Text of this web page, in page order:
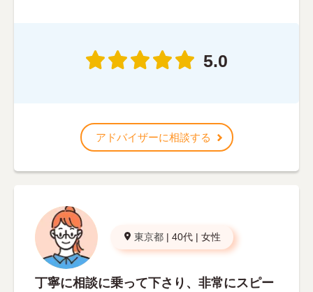
5.0
アドバイザーに相談する
東京都 | 40代 | 女性
丁寧に相談に乗って下さり、非常にスピー